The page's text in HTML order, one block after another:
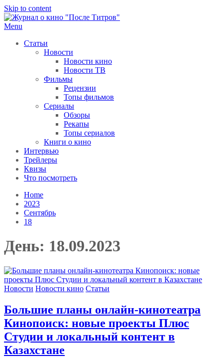
Skip to content
Menu
Статьи
Новости
Новости кино
Новости ТВ
Фильмы
Рецензии
Топы фильмов
Сериалы
Обзоры
Рекапы
Топы сериалов
Книги о кино
Интервью
Трейлеры
Квизы
Что посмотреть
Home
2023
Сентябрь
18
День: 18.09.2023
Новости Новости кино Статьи
Большие планы онлайн-кинотеатра
Кинопоиск: новые проекты Плюс
Студии и локальный контент в
Казахстане